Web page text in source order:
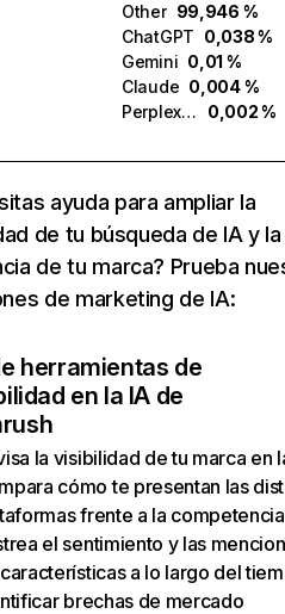
Other 99,946 %
ChatGPT 0,038 %
Gemini 0,01 %
Claude 0,004 %
Perplexity
0,002 %
ayuda para ampliar la
de tu búsqueda de IA y la
de tu marca? Prueba
de marketing de IA:
herramientas de
en la IA de
la visibilidad de tu marca en
cómo te presentan las
frente a la competencia
el sentimiento y las
a lo largo del
brechas de mercado